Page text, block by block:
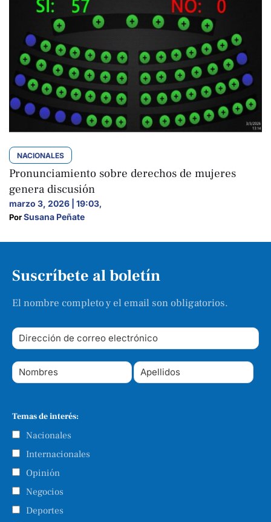
NACIONALES
Pronunciamiento sobre derechos de mujeres
genera discusión
marzo 3, 2026 | 19:03,
Por Susana Peñate
Suscríbete al boletín
El nombre completo y el email son obligatorios.
Temas de interés:
Nacionales
Internacionales
Opinión
Negocios
Deportes